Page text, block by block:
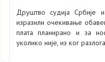
Друштво судија Србије
изразили очекивање
плата планирано и за
уколико није, из ког